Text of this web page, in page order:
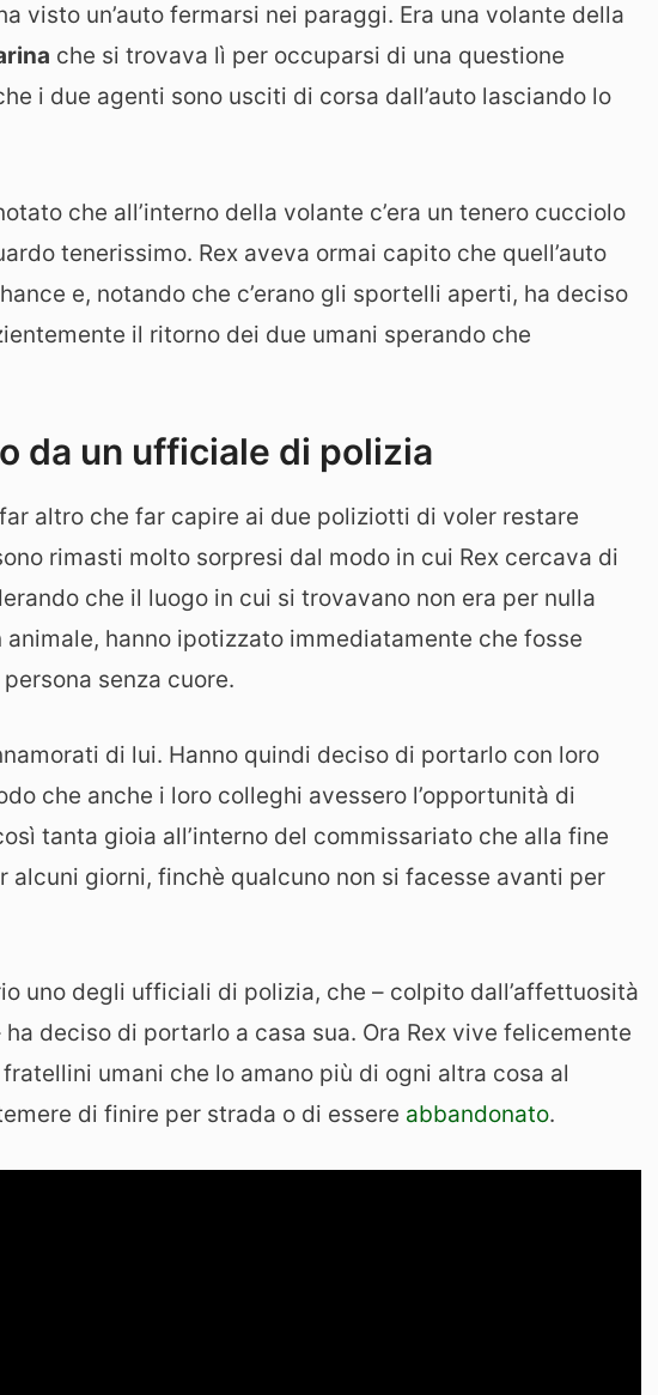
visto un’auto fermarsi nei paraggi. Era una volante della
che si trovava lì per occuparsi di una questione
i due agenti sono usciti di corsa dall’auto lasciando lo
che all’interno della volante c’era un tenero cucciolo
tenerissimo. Rex aveva ormai capito che quell’auto
e, notando che c’erano gli sportelli aperti, ha deciso
il ritorno dei due umani sperando che
da un ufficiale di polizia
altro che far capire ai due poliziotti di voler restare
rimasti molto sorpresi dal modo in cui Rex cercava di
che il luogo in cui si trovavano non era per nulla
hanno ipotizzato immediatamente che fosse
senza cuore.
di lui. Hanno quindi deciso di portarlo con loro
che anche i loro colleghi avessero l’opportunità di
tanta gioia all’interno del commissariato che alla fine
alcuni giorni, finchè qualcuno non si facesse avanti per
uno degli ufficiali di polizia, che – colpito dall’affettuosità
deciso di portarlo a casa sua. Ora Rex vive felicemente
umani che lo amano più di ogni altra cosa al
di finire per strada o di essere abbandonato.